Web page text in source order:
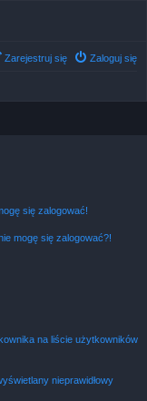
Zaloguj się
Zarejestruj się
się zalogować!
mogę się zalogować?!
na liście użytkowników
nieprawidłowy